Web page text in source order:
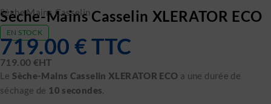
Sèche Mains Casselin
Sèche-Mains Casselin XLERATOR ECO
EN STOCK
719.00 €TTC
719.00 €HT
LeSèche-Mains Casselin XLERATOR ECO a une durée de
séchage de 10 secondes.